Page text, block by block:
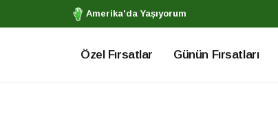
Amerika'da Yaşıyorum
Özel Fırsatlar Günün Fırsatları